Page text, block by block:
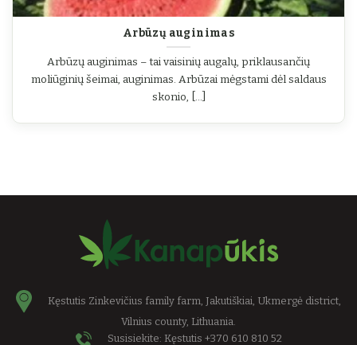
Arbūzų auginimas
Arbūzų auginimas – tai vaisinių augalų, priklausančių
moliūginių šeimai, auginimas. Arbūzai mėgstami dėl saldaus
skonio, [...]
Kęstutis Zinkevičius family farm, Jakutiškiai, Ukmergė district,
Vilnius county, Lithuania.
Susisiekite: Kęstutis +370 610 810 52